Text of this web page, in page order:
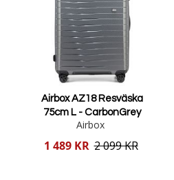
Airbox AZ18 Resväska
75cm L - CarbonGrey
Airbox
Reducerat
1 489 KR 2 099 KR